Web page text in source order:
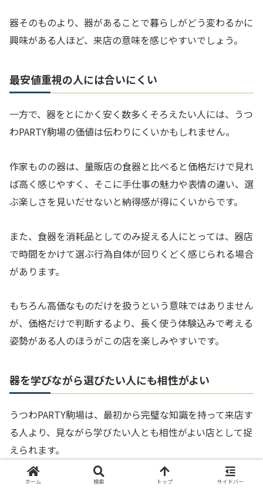
器そのものより、器があることで暮らしがどう変わるかに
興味がある人ほど、来店の意味を感じやすいでしょう。
最安値重視の人には合いにくい
一方で、器をとにかく安く数多くそろえたい人には、うつ
わPARTY駒場の価値は伝わりにくいかもしれません。
作家ものの器は、量販店の食器と比べると価格だけで見れ
ば高く感じやすく、そこに手仕事の魅力や表情の違い、選
ぶ楽しさを見いだせないと納得感が得にくいからです。
また、食器を消耗品としてのみ捉える人にとっては、器店
で時間をかけて選ぶ行為自体が回りくどく感じられる場合
があります。
もちろん高価なものだけを扱うという意味ではありません
が、価格だけで判断するより、長く使う体験込みで考える
姿勢がある人のほうがこの店を楽しみやすいです。
器を学びながら選びたい人にも相性がよい
うつわPARTY駒場は、最初から完璧な知識を持って来店す
る人より、見ながら学びたい人とも相性がよい店として捉
えられます。
なぜなら、器店の価値は買い物だけでなく、土ものと磁器
ホーム 検索 トップ サイドバー